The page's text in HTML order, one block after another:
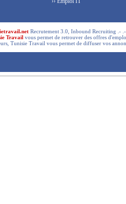
Recrutement 3.0, Inbound Recruiting .-
Travail vous permet de retrouver des offres
Tunisie Travail vous permet de diffuser vos